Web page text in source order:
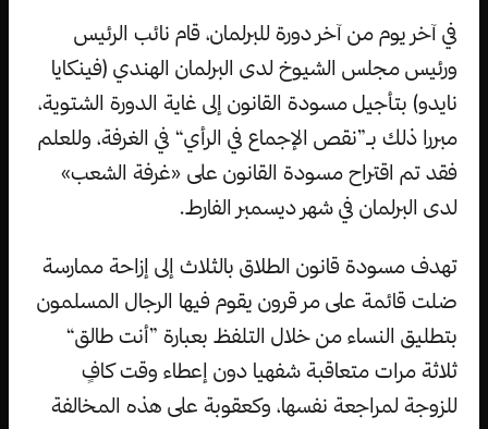
في آخر يوم من آخر دورة للبرلمان، قام نائب الرئيس
ورئيس مجلس الشيوخ لدى البرلمان الهندي (فينكايا
نايدو) بتأجيل مسودة القانون إلى غاية الدورة الشتوية،
مبررا ذلك بـ”نقص الإجماع في الرأي“ في الغرفة، وللعلم
فقد تم اقتراح مسودة القانون على «غرفة الشعب»
لدى البرلمان في شهر ديسمبر الفارط.
تهدف مسودة قانون الطلاق بالثلاث إلى إزاحة ممارسة
ضلت قائمة على مر قرون يقوم فيها الرجال المسلمون
بتطليق النساء من خلال التلفظ بعبارة ”أنت طالق“
ثلاثة مرات متعاقبة شفهيا دون إعطاء وقت كافٍ
للزوجة لمراجعة نفسها، وكعقوبة على هذه المخالفة